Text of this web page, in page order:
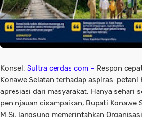
Konsel, Sultra cerdas com – Respon
Konawe Selatan terhadap aspirasi petani
apresiasi dari masyarakat. Hanya sehari
peninjauan disampaikan, Bupati Konawe
M.Si, langsung memerintahkan